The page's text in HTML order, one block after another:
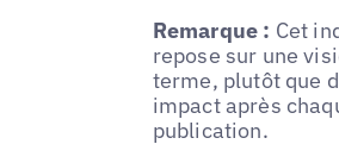
Remarque : Cet
repose sur une
terme, plutôt que
impact après
publication.